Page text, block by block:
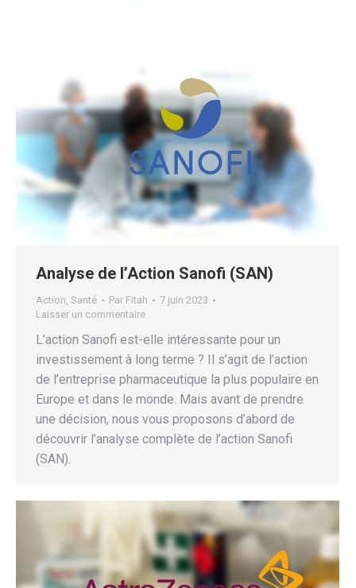
Analyse de l’Action Sanofi (SAN)
Action, Santé Par Fitah
7 juin 2023
Laisser un commentaire
L’action Sanofi est-elle intéressante pour un
investissement à long terme ? Il s’agit de l’action
de l’entreprise pharmaceutique la plus populaire en
Europe et dans le monde. Mais avant de prendre
une décision, nous vous proposons d’abord de
découvrir l’analyse complète de l’action Sanofi
(SAN).